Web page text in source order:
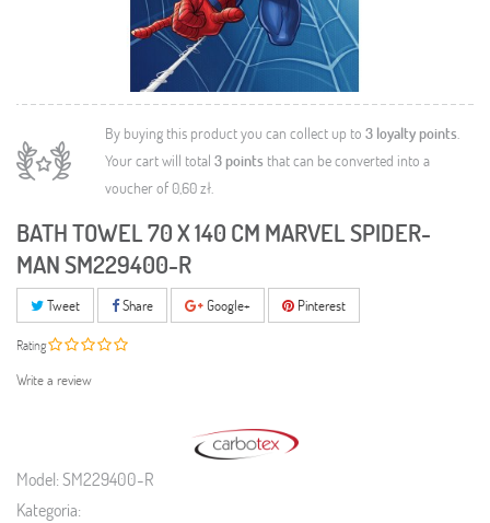
By buying this product you can collect up to 3 loyalty points.
Your cart will total 3points that can be converted into a
voucher of 0,60 zł.
BATH TOWEL 70 X 140 CM MARVEL SPIDER-
MAN SM229400-R
Tweet Share Google+ Pinterest
Rating
Write a review
Model:SM229400-R
Kategoria: